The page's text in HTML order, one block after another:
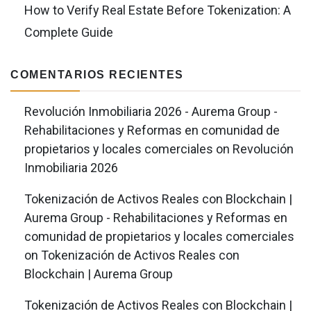
How to Verify Real Estate Before Tokenization: A
Complete Guide
COMENTARIOS RECIENTES
Revolución Inmobiliaria 2026 - Aurema Group -
Rehabilitaciones y Reformas en comunidad de
propietarios y locales comerciales on Revolución
Inmobiliaria 2026
Tokenización de Activos Reales con Blockchain |
Aurema Group - Rehabilitaciones y Reformas en
comunidad de propietarios y locales comerciales
on Tokenización de Activos Reales con
Blockchain | Aurema Group
Tokenización de Activos Reales con Blockchain |